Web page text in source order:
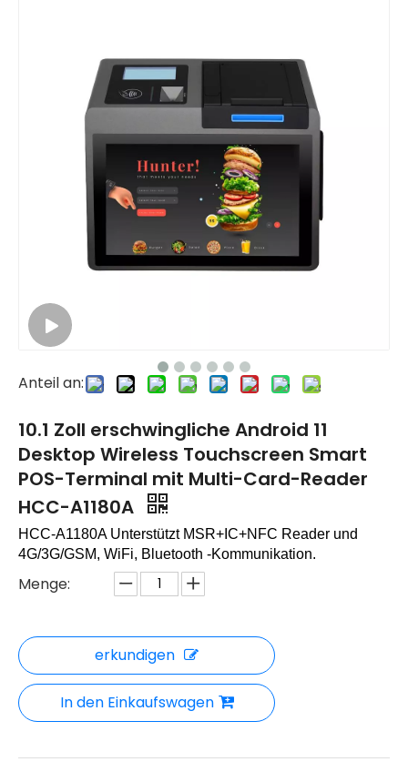
Anteil an:
10.1 Zoll erschwingliche Android 11
Desktop Wireless Touchscreen Smart
POS-Terminal mit Multi-Card-Reader
HCC-A1180A
HCC-A1180A Unterstützt MSR+IC+NFC Reader und
4G/3G/GSM, WiFi, Bluetooth -Kommunikation.
Menge:
erkundigen
In den Einkaufswagen